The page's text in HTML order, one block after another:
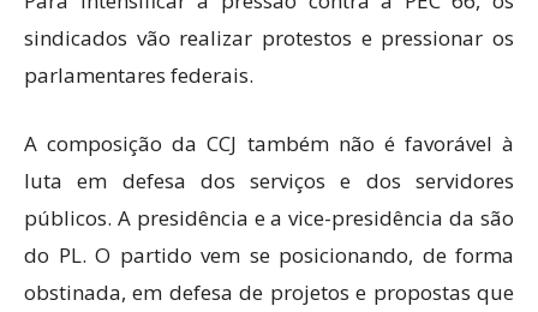
sindicados vão realizar protestos e pressionar os
parlamentares federais.
A composição da CCJ também não é favorável à
luta em defesa dos serviços e dos servidores
públicos. A presidência e a vice-presidência da são
do PL. O partido vem se posicionando, de forma
obstinada, em defesa de projetos e propostas que